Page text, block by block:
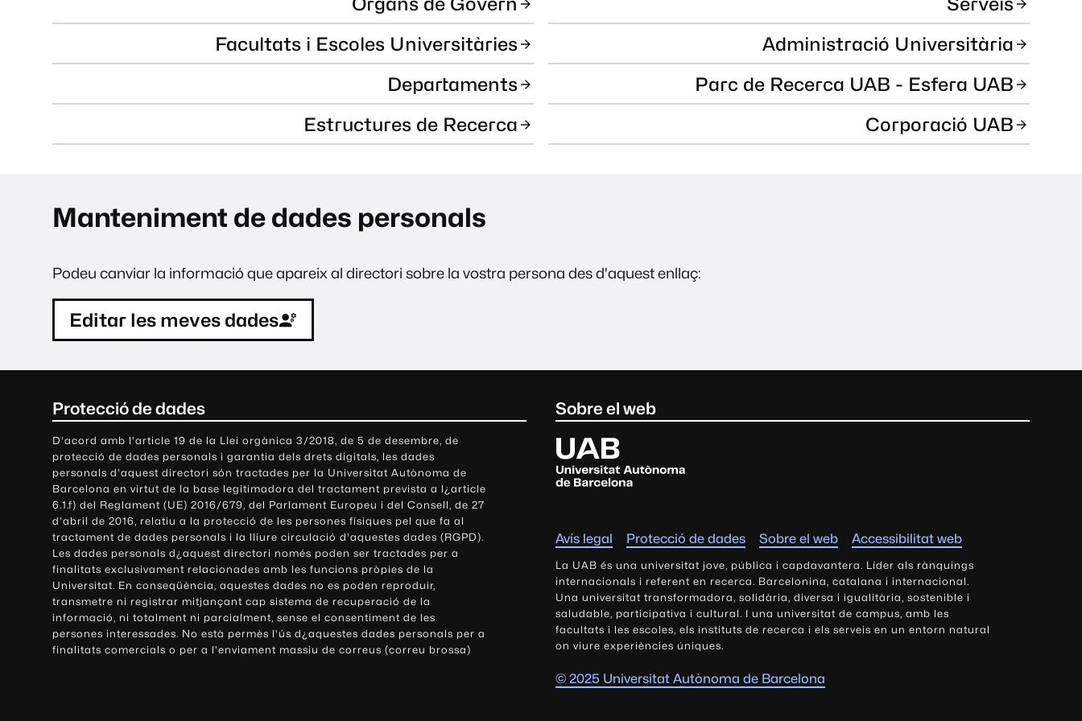
Facultats i Escoles Universitàries
Departaments
Estructures de Recerca
Administració Universitària
Parc de Recerca UAB - Esfera UAB
Corporació UAB
Manteniment de dades personals
Podeu canviar la informació que apareix al directori sobre la vostra persona des d'aquest enllaç:
Editar les meves dades
Protecció de dades
D'acord amb l'article 19 de la Llei orgànica 3/2018, de 5 de desembre, de
protecció de dades personals i garantia dels drets digitals, les dades
personals d'aquest directori són tractades per la Universitat Autònoma de
Barcelona en virtut de la base legitimadora del tractament prevista a l¿article
6.1.f) del Reglament (UE) 2016/679, del Parlament Europeu i del Consell, de 27
d'abril de 2016, relatiu a la protecció de les persones físiques pel que fa al
tractament de dades personals i la lliure circulació d'aquestes dades (RGPD).
Les dades personals d¿aquest directori només poden ser tractades per a
finalitats exclusivament relacionades amb les funcions pròpies de la
Universitat. En conseqüència, aquestes dades no es poden reproduir,
transmetre ni registrar mitjançant cap sistema de recuperació de la
informació, ni totalment ni parcialment, sense el consentiment de les
persones interessades. No està permès l'ús d¿aquestes dades personals per a
finalitats comercials o per a l'enviament massiu de correus (correu brossa)
Sobre el web
U
n
i
s
i
t
a
t
A
u
t
ò
Avís legal Protecció de dades Sobre el web Accessibilitat web
La UAB és una universitat jove, pública i capdavantera. Líder als rànquings
internacionals i referent en recerca. Barcelonina, catalana i internacional.
Una universitat transformadora, solidària, diversa i igualitària, sostenible i
saludable, participativa i cultural. I una universitat de campus, amb les
facultats i les escoles, els instituts de recerca i els serveis en un entorn natural
on viure experiències úniques.
© 2025 Universitat Autònoma de Barcelona